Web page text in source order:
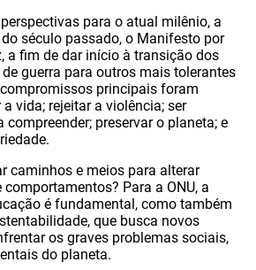
para o atual milênio, a
século passado, o Manifesto por
a fim de dar início à transição dos
guerra para outros mais tolerantes
principais foram
vida; rejeitar a violência; ser
compreender; preservar o planeta; e
caminhos e meios para alterar
Para a ONU, a
é fundamental, como também
que busca novos
os graves problemas sociais,
do planeta.